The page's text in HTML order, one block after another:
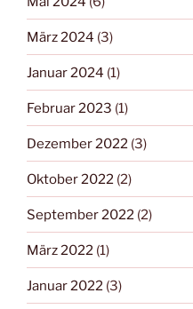
März 2024 (3)
Januar 2024 (1)
Februar 2023 (1)
Dezember 2022 (3)
Oktober 2022 (2)
September 2022 (2)
März 2022 (1)
Januar 2022 (3)